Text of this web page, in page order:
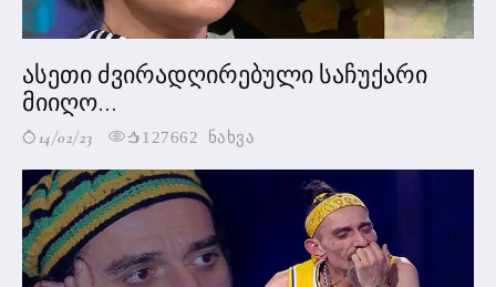
ასეთი ძვირადღირებული საჩუქარი
მიიღო...
14/02/23 127662 ნახვა